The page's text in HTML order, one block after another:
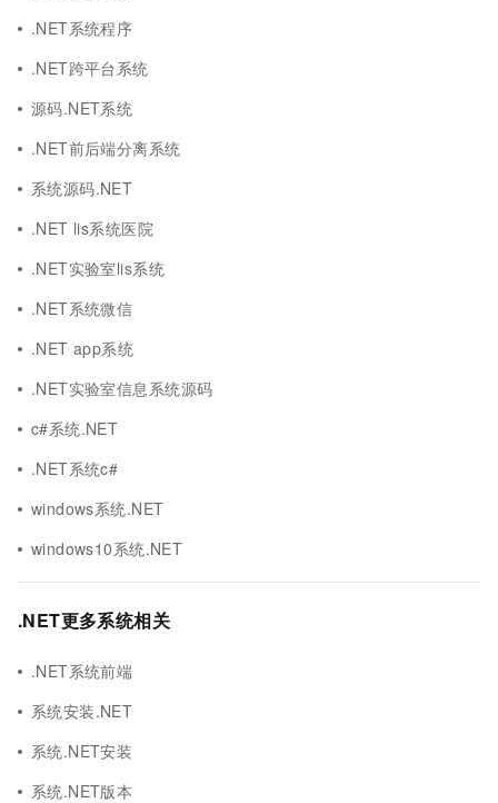
.NET系统程序
.NET跨平台系统
源码.NET系统
.NET前后端分离系统
系统源码.NET
.NET lis系统医院
.NET实验室lis系统
.NET系统微信
.NET app系统
.NET实验室信息系统源码
c#系统.NET
.NET系统c#
windows系统.NET
windows10系统.NET
.NET更多系统相关
.NET系统前端
系统安装.NET
系统.NET安装
系统.NET版本